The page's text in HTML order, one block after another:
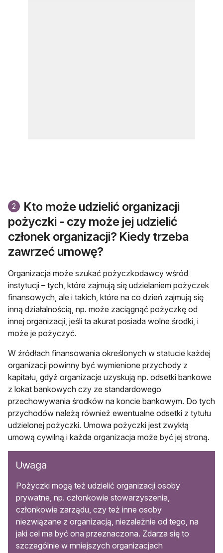
2
Kto może udzielić organizacji
pożyczki - czy może jej udzielić
członek organizacji? Kiedy trzeba
zawrzeć umowę?
Organizacja może szukać pożyczkodawcy wśród
instytucji – tych, które zajmują się udzielaniem pożyczek
finansowych, ale i takich, które na co dzień zajmują się
inną działalnością, np. może zaciągnąć pożyczkę od
innej organizacji, jeśli ta akurat posiada wolne środki, i
może je pożyczyć.
W źródłach finansowania określonych w statucie każdej
organizacji powinny być wymienione przychody z
kapitału, gdyż organizacje uzyskują np. odsetki bankowe
z lokat bankowych czy ze standardowego
przechowywania środków na koncie bankowym. Do tych
przychodów należą również ewentualne odsetki z tytułu
udzielonej pożyczki. Umowa pożyczki jest zwykłą
umową cywilną i każda organizacja może być jej stroną.
Uwaga
Pożyczki mogą też udzielić organizacji osoby
prywatne, np. członkowie stowarzyszenia,
członkowie zarządu, czy też inne osoby
niezwiązane z organizacją, niezależnie od tego, na
jaki cel ma być ona przeznaczona. Zdarza się to
szczególnie w mniejszych organizacjach